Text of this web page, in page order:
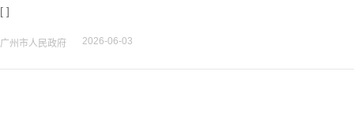
[ ]
广州市人民政府 2026-06-03